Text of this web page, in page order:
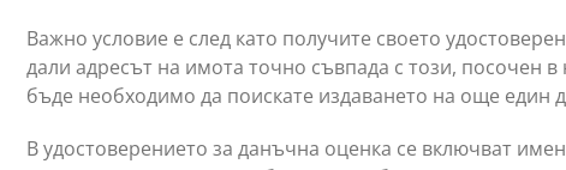
Важно условие е след като получите своето
дали адресът на имота точно съвпада с този, посочен
бъде необходимо да поискате издаването на още един
В удостоверението за данъчна оценка се включват